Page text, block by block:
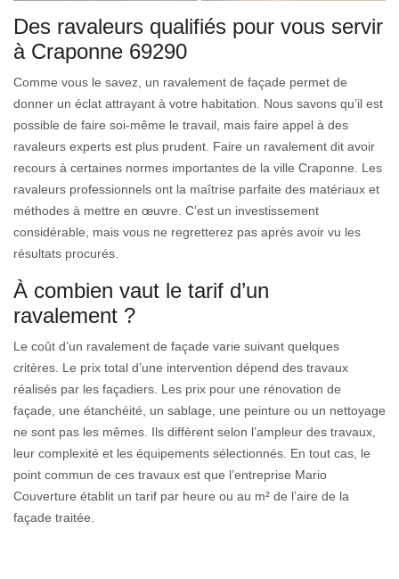
Des ravaleurs qualifiés pour vous servir
à Craponne 69290
Comme vous le savez, un ravalement de façade permet de
donner un éclat attrayant à votre habitation. Nous savons qu’il est
possible de faire soi-même le travail, mais faire appel à des
ravaleurs experts est plus prudent. Faire un ravalement dit avoir
recours à certaines normes importantes de la ville Craponne. Les
ravaleurs professionnels ont la maîtrise parfaite des matériaux et
méthodes à mettre en œuvre. C’est un investissement
considérable, mais vous ne regretterez pas après avoir vu les
résultats procurés.
À combien vaut le tarif d’un
ravalement ?
Le coût d’un ravalement de façade varie suivant quelques
critères. Le prix total d’une intervention dépend des travaux
réalisés par les façadiers. Les prix pour une rénovation de
façade, une étanchéité, un sablage, une peinture ou un nettoyage
ne sont pas les mêmes. Ils diffèrent selon l’ampleur des travaux,
leur complexité et les équipements sélectionnés. En tout cas, le
point commun de ces travaux est que l’entreprise Mario
Couverture établit un tarif par heure ou au m² de l’aire de la
façade traitée.